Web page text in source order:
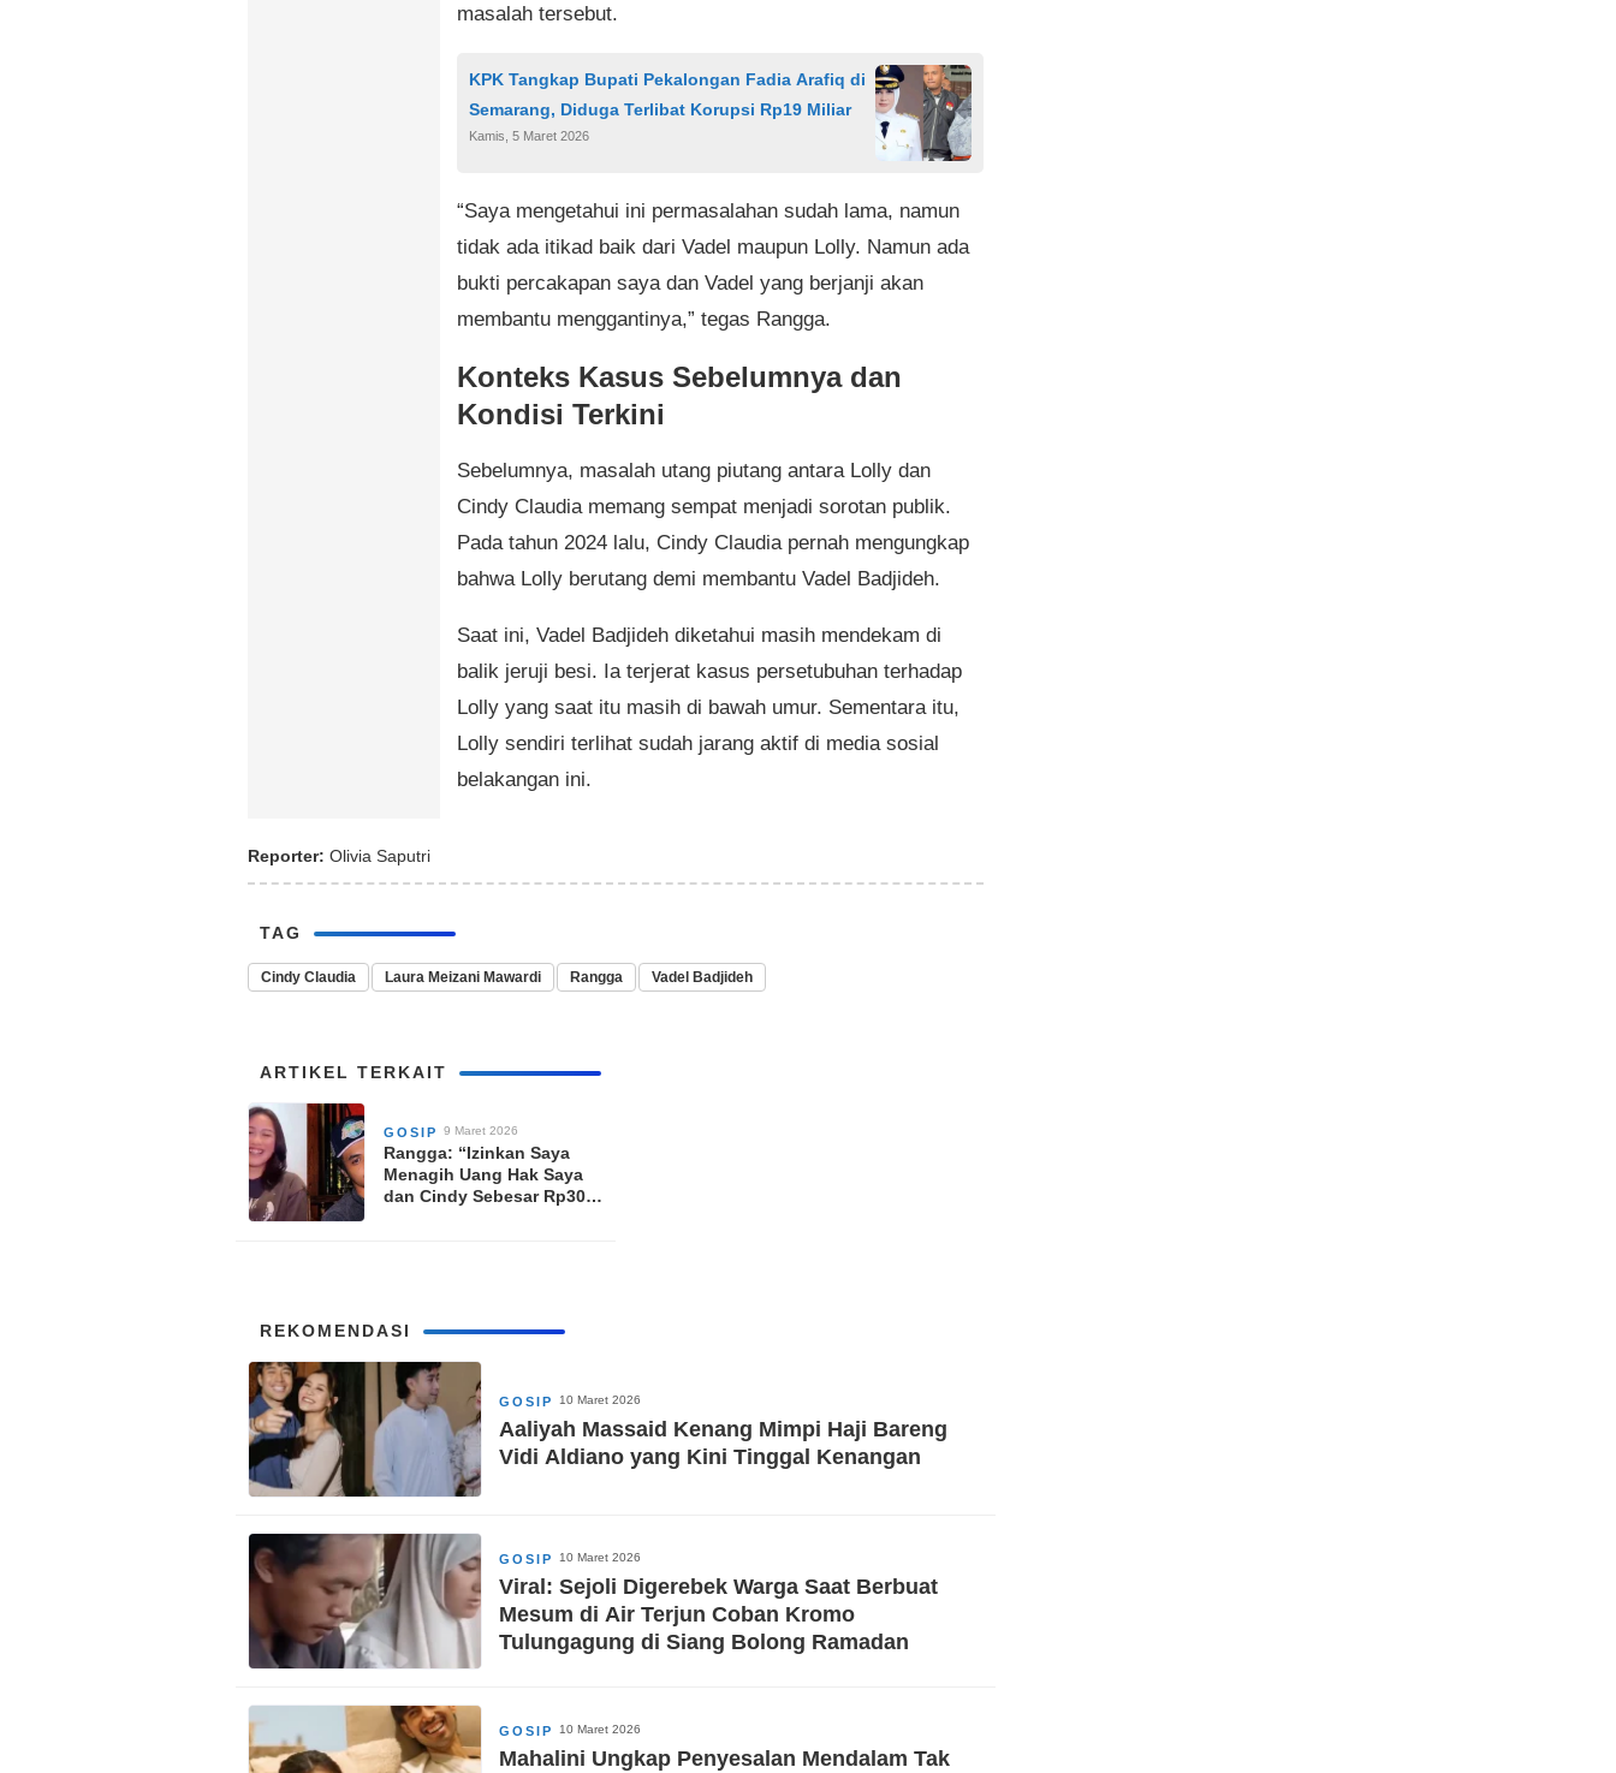
masalah tersebut.
KPK Tangkap Bupati Pekalongan Fadia Arafiq di
Semarang, Diduga Terlibat Korupsi Rp19 Miliar
Kamis, 5 Maret 2026
“Saya mengetahui ini permasalahan sudah lama, namun
tidak ada itikad baik dari Vadel maupun Lolly. Namun ada
bukti percakapan saya dan Vadel yang berjanji akan
membantu menggantinya,” tegas Rangga.
Konteks Kasus Sebelumnya dan
Kondisi Terkini
Sebelumnya, masalah utang piutang antara Lolly dan
Cindy Claudia memang sempat menjadi sorotan publik.
Pada tahun 2024 lalu, Cindy Claudia pernah mengungkap
bahwa Lolly berutang demi membantu Vadel Badjideh.
Saat ini, Vadel Badjideh diketahui masih mendekam di
balik jeruji besi. Ia terjerat kasus persetubuhan terhadap
Lolly yang saat itu masih di bawah umur. Sementara itu,
Lolly sendiri terlihat sudah jarang aktif di media sosial
belakangan ini.
Reporter: Olivia Saputri
TAG
Cindy Claudia Laura Meizani Mawardi Rangga Vadel Badjideh
ARTIKEL TERKAIT
GOSIP 9 Maret 2026
Rangga: “Izinkan Saya
Menagih Uang Hak Saya
dan Cindy Sebesar Rp30
REKOMENDASI
GOSIP 10 Maret 2026
Aaliyah Massaid Kenang Mimpi Haji Bareng
Vidi Aldiano yang Kini Tinggal Kenangan
GOSIP 10 Maret 2026
Viral: Sejoli Digerebek Warga Saat Berbuat
Mesum di Air Terjun Coban Kromo
Tulungagung di Siang Bolong Ramadan
GOSIP 10 Maret 2026
Mahalini Ungkap Penyesalan Mendalam Tak